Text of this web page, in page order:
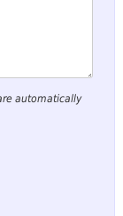
automatically